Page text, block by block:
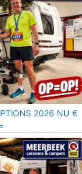
2026 NU €